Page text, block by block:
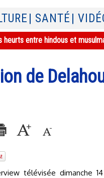
| SANTÉ |
entre hindous et
de
télévisée dimanche